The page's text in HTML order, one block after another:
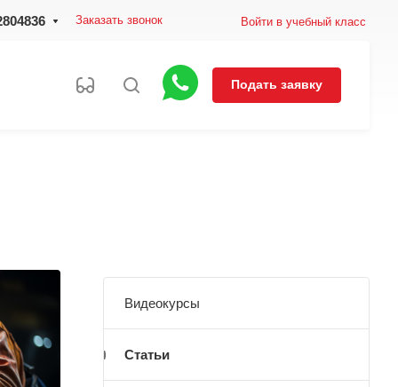
Заказать звонок Войти в учебный класс
Подать заявку
Видеокурсы
Статьи